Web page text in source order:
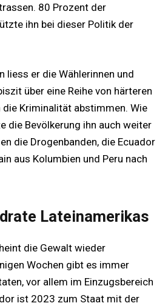
80 Prozent der
ihn bei dieser Politik der
liess er die Wählerinnen und
über eine Reihe von härteren
die Kriminalität abstimmen. Wie
die Bevölkerung ihn auch weiter
die Drogenbanden, die Ecuador
aus Kolumbien und Peru nach
Lateinamerikas
die Gewalt wieder
Wochen gibt es immer
vor allem im Einzugsbereich
ist 2023 zum Staat mit der